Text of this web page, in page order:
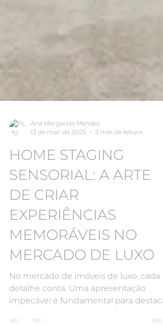
13 de mar. de 2025
3 min de leitura
HOME STAGING
SENSORIAL: A ARTE
DE CRIAR
EXPERIÊNCIAS
MEMORÁVEIS NO
MERCADO DE LUXO
No mercado de imóveis de luxo, cada
detalhe conta. Uma apresentação